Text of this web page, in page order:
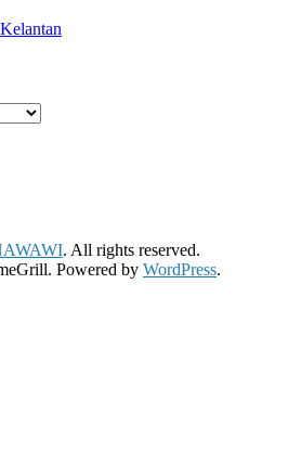
. All rights reserved.
Powered by WordPress.